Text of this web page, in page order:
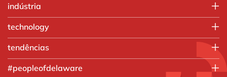
Vendas e Marketing
indústria
Automotivo
Produtos químicos
Manufatura
Engenharia e projetos
technology
tendências
#peopleofdelaware